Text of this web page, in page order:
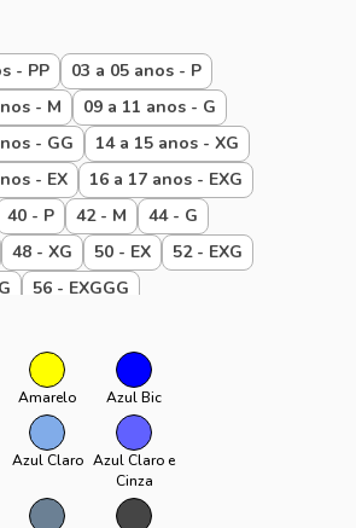
- PP
03 a 05 anos - P
- M
09 a 11 anos - G
- GG
14 a 15 anos - XG
- EX
16 a 17 anos - EXG
40 - P 42 - M
44 - G
48 - XG 50 - EX
52 - EXG
56 - EXGGG
P
03 G
Baby até 1 ano
PPP U
Amarelo Azul Bic
Azul Claro Azul Claro e
Cinza